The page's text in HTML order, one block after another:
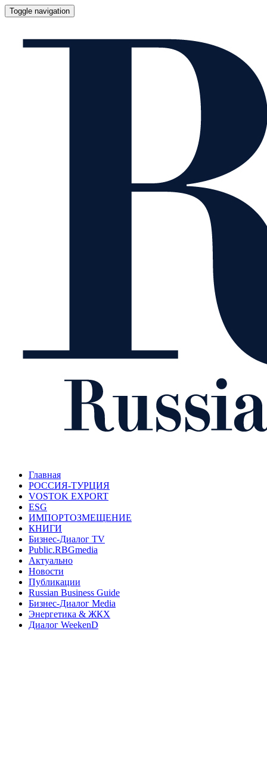
Toggle navigation
Главная
РОССИЯ-ТУРЦИЯ
VOSTOK EXPORT
ESG
ИМПОРТОЗМЕЩЕНИЕ
КНИГИ
Бизнес-Диалог TV
Public.RBGmedia
Актуально
Новости
Публикации
Russian Business Guide
Бизнес-Диалог Media
Энергетика & ЖКХ
Диалог WeekenD